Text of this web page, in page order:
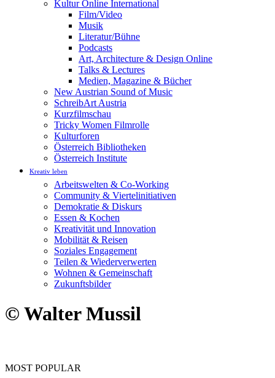
Kultur Online International
Film/Video
Musik
Literatur/Bühne
Podcasts
Art, Architecture & Design Online
Talks & Lectures
Medien, Magazine & Bücher
New Austrian Sound of Music
SchreibArt Austria
Kurzfilmschau
Tricky Women Filmrolle
Kulturforen
Österreich Bibliotheken
Österreich Institute
Kreativ leben
Arbeitswelten & Co-Working
Community & Viertelinitiativen
Demokratie & Diskurs
Essen & Kochen
Kreativität und Innovation
Mobilität & Reisen
Soziales Engagement
Teilen & Wiederverwerten
Wohnen & Gemeinschaft
Zukunftsbilder
© Walter Mussil
MOST POPULAR